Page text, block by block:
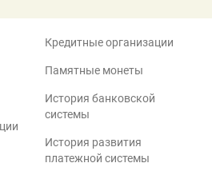
Кредитные организации
Памятные монеты
История банковской
системы
История развития
платежной системы